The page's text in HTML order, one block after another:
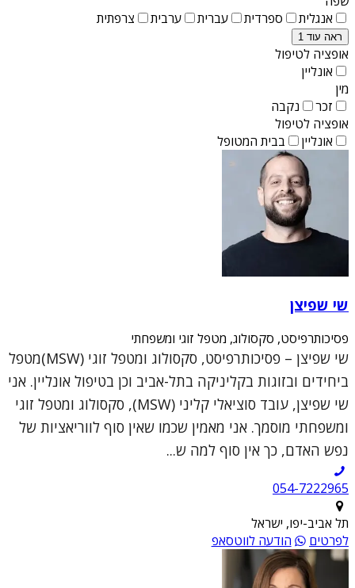
אנגלית
ספרדית עברית ערבית צרפתית
ראה עוד 1
אופציה לטיפול
אונליין
מין
זכר
נקבה
אופציה לטיפול
אונליין
בבית המטופל
שי שפיצן
פסיכותרפיסט, סקסולוג, מטפל זוגי ומשפחתי
שי שפיצן – פסיכותרפיסט, סקסולוג ומטפל זוגי (MSW)מטפל
ביחידים ובזוגות בקליניקה בתל-אביב וכן בטיפול אונליין. אני
שי שפיצן, עובד סוציאלי קליני (MSW), סקסולוג ומטפל זוגי
ומשפחתי מוסמך. אני מאמין שכמו שאין סוף לווריאציות של
נפש האדם, כך אין סוף למה ש...
054-7222965
תל אביב-יפו, ישראל
לפרטים
הודעה לווטסאפ